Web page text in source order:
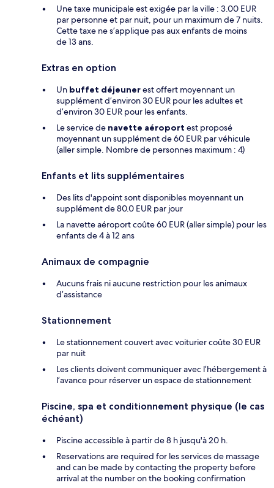
Une taxe municipale est exigée par la ville : 3.00 EUR
par personne et par nuit, pour un maximum de 7 nuits.
Cette taxe ne s’applique pas aux enfants de moins
de 13 ans.
Extras en option
Un buffet déjeunerest offert moyennant un
supplément d’environ 30 EUR pour les adultes et
d’environ 30 EUR pour les enfants.
Le service de navette aéroport est proposé
moyennant un supplément de 60 EUR par véhicule
(aller simple. Nombre de personnes maximum : 4)
Enfants et lits supplémentaires
Des lits d'appoint sont disponibles moyennant un
supplément de 80.0 EUR par jour
La navette aéroport coûte 60 EUR (aller simple) pour les
enfants de 4 à 12 ans
Animaux de compagnie
Aucuns frais ni aucune restriction pour les animaux
d’assistance
Stationnement
Le stationnement couvert avec voiturier coûte 30 EUR
par nuit
Les clients doivent communiquer avec l’hébergement à
l’avance pour réserver un espace de stationnement
Piscine, spa et conditionnement physique (le cas
échéant)
Piscine accessible à partir de 8 h jusqu'à 20 h.
Reservations are required for les services de massage
and can be made by contacting the property before
arrival at the number on the booking confirmation